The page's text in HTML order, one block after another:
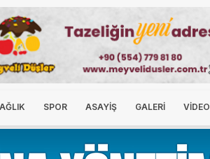
SPOR ASAYİŞ GALERİ VİDEO